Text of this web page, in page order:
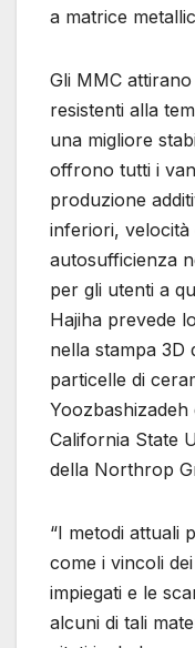
a matrice
Gli MMC
resistenti alla
una migliore
offrono tutti i
produzione
inferiori,
autosufficienza
per gli utenti a
Hajiha prevede
nella stampa
particelle di
Yoozbashizadeh
California State
della Northrop
“I metodi attuali
come i vincoli
impiegati e le
alcuni di tali